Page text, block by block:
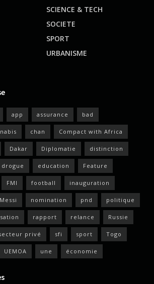
SCIENCE & TECH
SOCIETE
SPORT
URBANISME
app assurance bad
chan Compact with Africa
Dakar Diplomatie distinction
drogue education Feature
FMI football inauguration
Messi nomination pnd politique
rapport relance Russie
privé sfi sport Togo
UEMOA une économie